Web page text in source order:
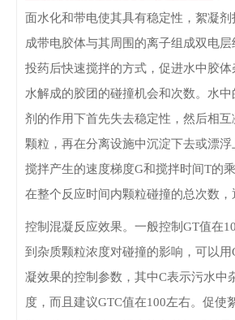
面水化和带电使其具有稳定性，絮凝
成带电胶体与其周围的离子组成双电层
投药后快速搅拌的方式，促进水中胶体
水解成的胶团的碰撞机会和次数。 水中
剂的作用下首先失去稳定性，然后相
颗粒，再在分离设施中沉淀下去或漂浮
搅拌产生的速度梯度G和搅拌时间T的
在整个反应时间内颗粒碰撞的总次数，
控制混凝反应效果。一般控制GT值在10
到杂质颗粒浓度对碰撞的影响，可以用
凝效果的控制参数，其中C表示污水中
度，而且建议GTC值在100左右。 促使